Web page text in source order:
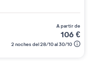
a partir de
106 €
2 noches del 28/10 al 30/10